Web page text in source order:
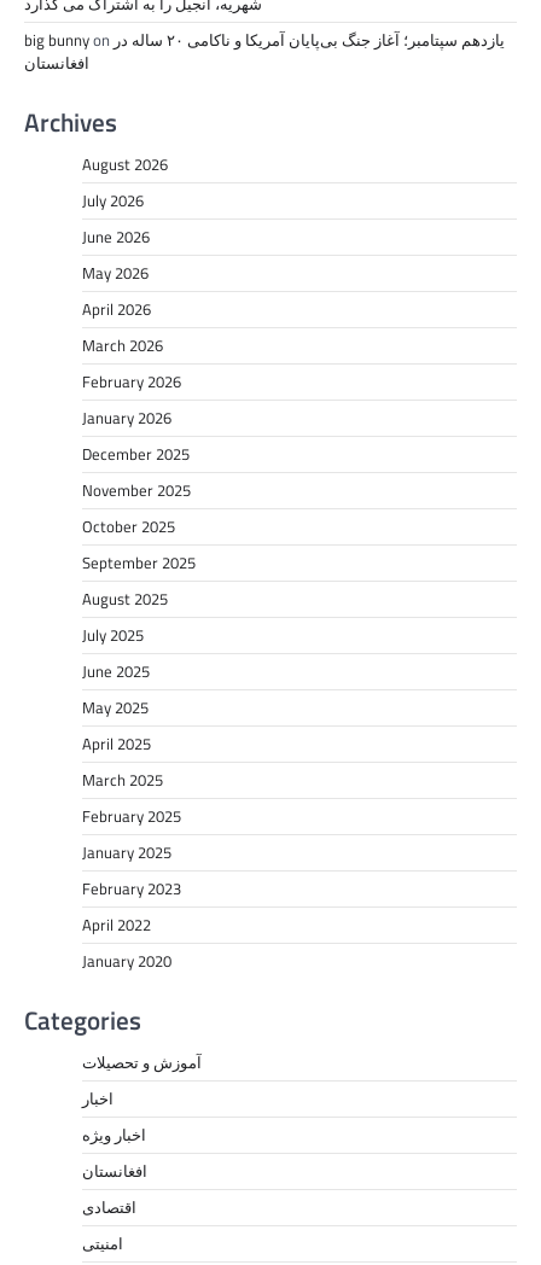
big bunnyon یازدهم سپتامبر؛ آغاز جنگ بی‌پایان آمریکا و ناکامی ۲۰ ساله در
افغانستان
Archives
August 2026
July 2026
June 2026
May 2026
April 2026
March 2026
February 2026
January 2026
December 2025
November 2025
October 2025
September 2025
August 2025
July 2025
June 2025
May 2025
April 2025
March 2025
February 2025
January 2025
February 2023
April 2022
January 2020
Categories
آموزش و تحصیلات
اخبار
اخبار ویژه
افغانستان
اقتصادی
امنیتی